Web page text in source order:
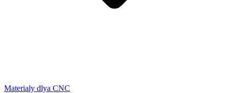
Materialy dlya CNC